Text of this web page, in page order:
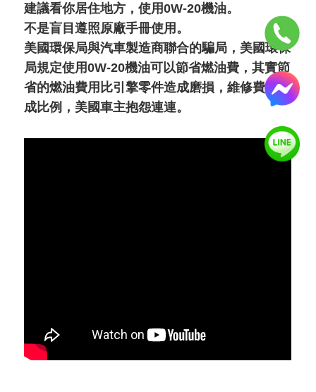
建議看你居住地方，使用0W-20機油。
不是盲目遵照原廠手冊使用。
美國環保局與汽車製造商聯合的騙局，美國環保
局規定使用0W-20機油可以節省燃油費，其實節
省的燃油費用比引擎零件造成磨損，維修費用不
成比例，美國車主抱怨連連。